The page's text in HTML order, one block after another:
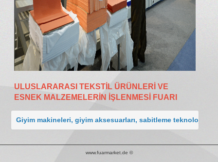
ULUSLARARASI TEKSTİL ÜRÜNLERİ VE
ESNEK MALZEMELERİN İŞLENMESİ FUARI
Giyim makineleri, giyim aksesuarları, sabitleme teknolojisi,
www.fuarmarket.de ©